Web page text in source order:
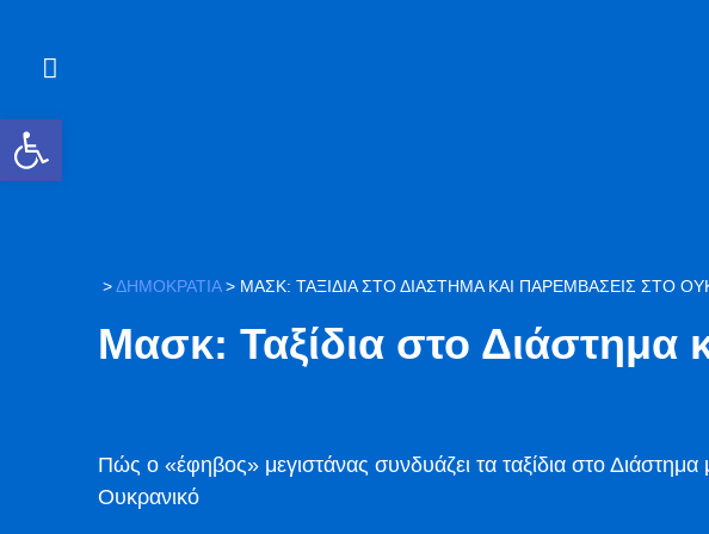
Ανοίξτε τη γραμμή εργαλείων
>ΔΗΜΟΚΡΑΤΙΑ> ΜΑΣΚ: ΤΑΞΊΔΙΑ ΣΤΟ ΔΙΆΣΤΗΜΑ ΚΑΙ ΠΑΡΕΜΒΆΣΕΙΣ ΣΤΟ
Μασκ: Ταξίδια στο Διάστημα
Πώς ο «έφηβος» μεγιστάνας συνδυάζει τα ταξίδια στο Διάστημα
Ουκρανικό